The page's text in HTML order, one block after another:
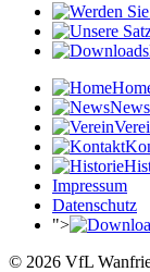
News
Impressum
Datenschutz
">
© 2026 VfL